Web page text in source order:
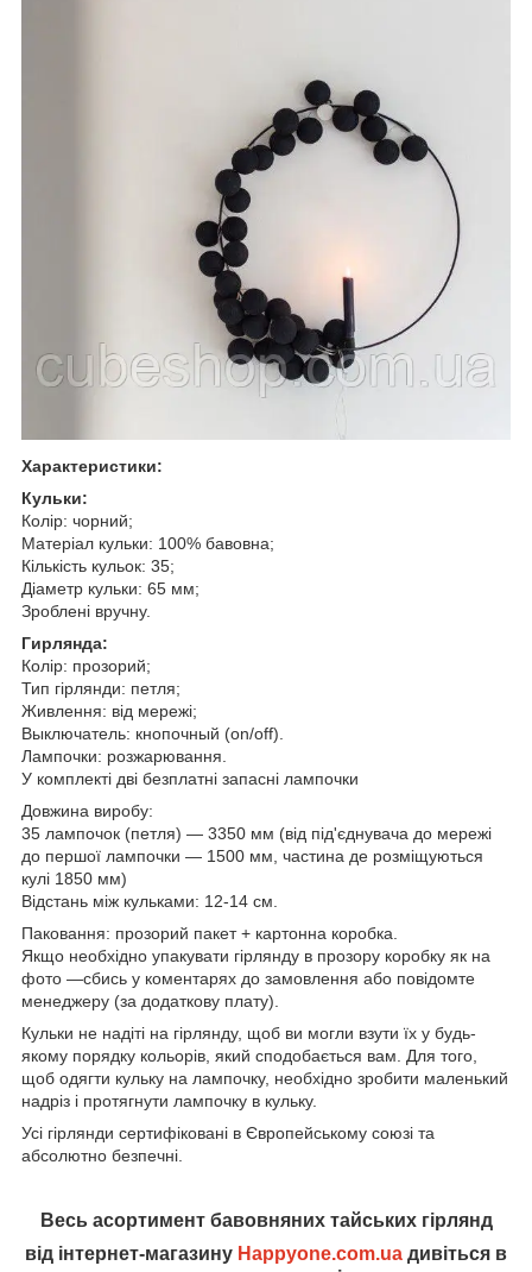
Характеристики:
Кульки:
Колір: чорний;
Матеріал кульки: 100% бавовна;
Кількість кульок: 35;
Діаметр кульки: 65 мм;
Зроблені вручну.
Гирлянда:
Колір: прозорий;
Тип гірлянди: петля;
Живлення: від мережі;
Выключатель: кнопочный (on/off).
Лампочки: розжарювання.
У комплекті дві безплатні запасні лампочки
Довжина виробу:
35 лампочок (петля) — 3350 мм (від під'єднувача до мережі
до першої лампочки — 1500 мм, частина де розміщуються
кулі 1850 мм)
Відстань між кульками: 12-14 см.
Паковання: прозорий пакет + картонна коробка.
Якщо необхідно упакувати гірлянду в прозору коробку як на
фото —сбись у коментарях до замовлення або повідомте
менеджеру (за додаткову плату).
Кульки не надіті на гірлянду, щоб ви могли взути їх у будь-
якому порядку кольорів, який сподобається вам. Для того,
щоб одягти кульку на лампочку, необхідно зробити маленький
надріз і протягнути лампочку в кульку.
Усі гірлянди сертифіковані в Європейському союзі та
абсолютно безпечні.
Весь асортимент бавовняних тайських гірлянд
від інтернет-магазину Happyone.com.ua дивіться в